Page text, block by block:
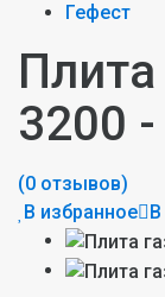
Гефест
3200
(0 отзывов)
В избранное